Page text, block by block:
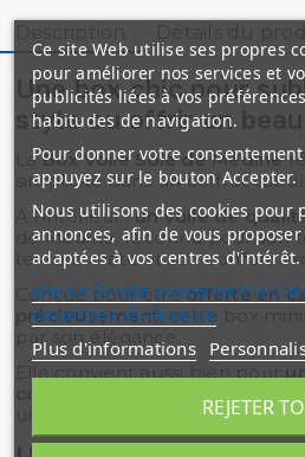
Description
Une box chic pour
style ou offrir un beau
LaBox Voile Soie de Médine
simplicité dans un coffret
À l’intérieur :un voile de
de Médine, reconnu pour son
texture mate et son confort
Conçue pour êtreofferte en
précieusement, cette box
par son élégance.
Elle convient aussi bien pour
une personne chère.
Ce site Web utilise ses propres
pour améliorer nos services et
publicités liées à vos
habitudes de navigation.
Pour donner votre
appuyez sur le bouton Accepter.
Nous utilisons des cookies pour
annonces, afin de vous
adaptées à vos centres d'intérêt.
site de Google concernant la
conditions d'utilisation
Plus d'informations
REJETER